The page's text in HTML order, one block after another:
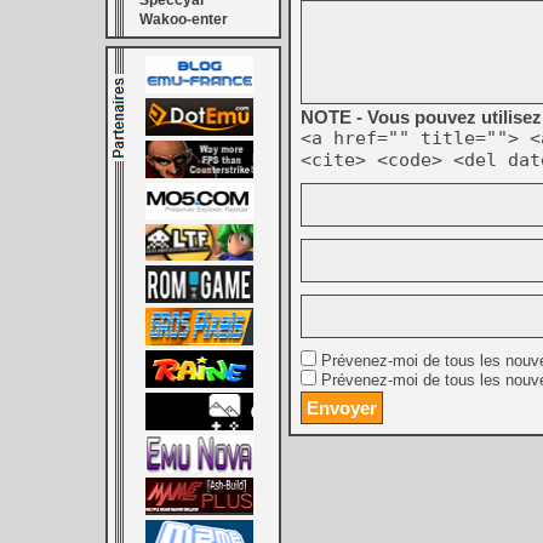
Wakoo-enter
NOTE - Vous pouvez
<a href="" title="">
<cite> <code> <del
Prévenez-moi de tous les
Prévenez-moi de tous les